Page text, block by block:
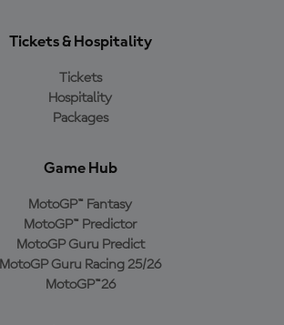
Tickets & Hospitality
Tickets
Hospitality
Packages
Game Hub
MotoGP™ Fantasy
MotoGP™ Predictor
MotoGP Guru Predict
MotoGP Guru Racing 25/26
MotoGP™26